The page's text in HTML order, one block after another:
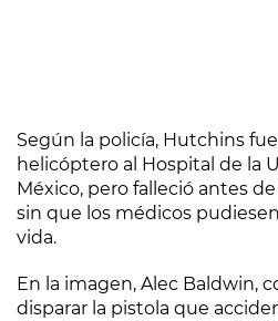
Según la policía, Hutchins
helicóptero al Hospital de la
México, pero falleció antes
sin que los médicos
vida.
En la imagen, Alec Baldwin,
disparar la pistola que